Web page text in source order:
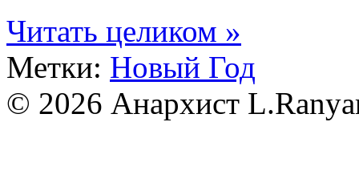
Читать целиком »
Метки: Новый Год
© 2026 Анархист